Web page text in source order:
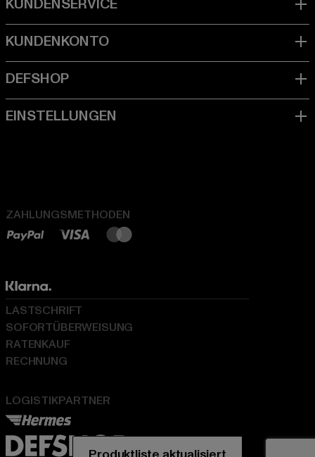
ZAHLUNGSMETHODEN
LOGISTIKPARTNER
LASTSCHRIFT
SOFORTÜBERWEISUNG
RATENKAUF
RECHNUNG